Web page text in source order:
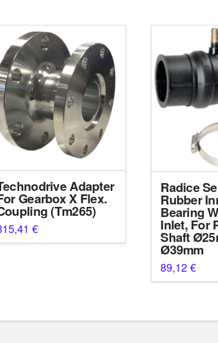
Adapter
Gearbox X Flex.
(Tm265)
€
Radice
Rubber
Bearing
Inlet, For
Shaft
Ø39mm
89,12€